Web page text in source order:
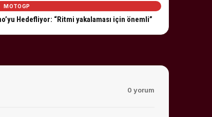
MOTOGP
Hedefliyor: “Ritmi yakalaması için önemli”
0 yorum